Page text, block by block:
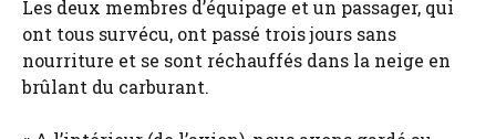
Les deux membres d’équipage et un passager, qui
ont tous survécu, ont passé trois jours sans
nourriture et se sont réchauffés dans la neige en
brûlant du carburant.